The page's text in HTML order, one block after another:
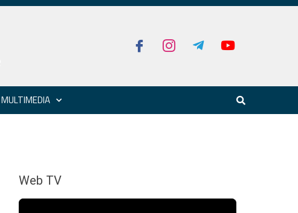
MULTIMEDIA
Web TV